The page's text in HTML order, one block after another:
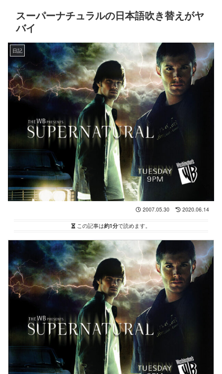
スーパーナチュラルの日本語吹き替えがヤ
バイ
日記
2007.05.30 2020.06.14
この記事は約1分で読めます。